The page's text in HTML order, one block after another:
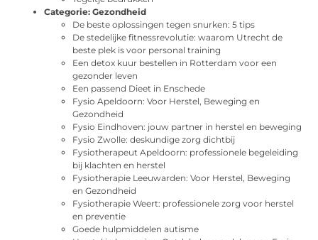
Categorie: Gezondheid
De beste oplossingen tegen snurken: 5 tips
De stedelijke fitnessrevolutie: waarom Utrecht de
beste plek is voor personal training
Een detox kuur bestellen in Rotterdam voor een
gezonder leven
Een passend Dieet in Enschede
Fysio Apeldoorn: Voor Herstel, Beweging en
Gezondheid
Fysio Eindhoven: jouw partner in herstel en beweging
Fysio Zwolle: deskundige zorg dichtbij
Fysiotherapeut Apeldoorn: professionele begeleiding
bij klachten en herstel
Fysiotherapie Leeuwarden: Voor Herstel, Beweging
en Gezondheid
Fysiotherapie Weert: professionele zorg voor herstel
en preventie
Goede hulpmiddelen autisme